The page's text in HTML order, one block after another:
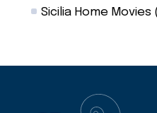
Sicilia Home Movies